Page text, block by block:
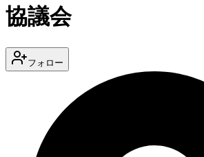
協議会
フォロー